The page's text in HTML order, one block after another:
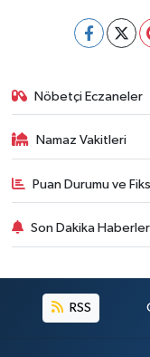
Nöbetçi Eczaneler
Namaz Vakitleri
Puan Durumu ve
Son Dakika
RSS